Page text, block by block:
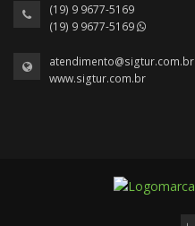
(19) 9 9677-5169
(19) 9 9677-5169
atendimento@sigtur.com.br
www.sigtur.com.br